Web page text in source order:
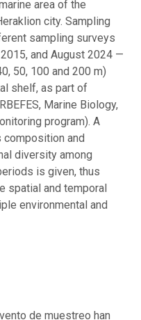
area of the
city. Sampling
sampling surveys
and August 2024 —
50, 100 and 200 m)
shelf, as part of
Marine Biology,
program). A
and
diversity among
is given, thus
spatial and temporal
environmental and
de muestreo han